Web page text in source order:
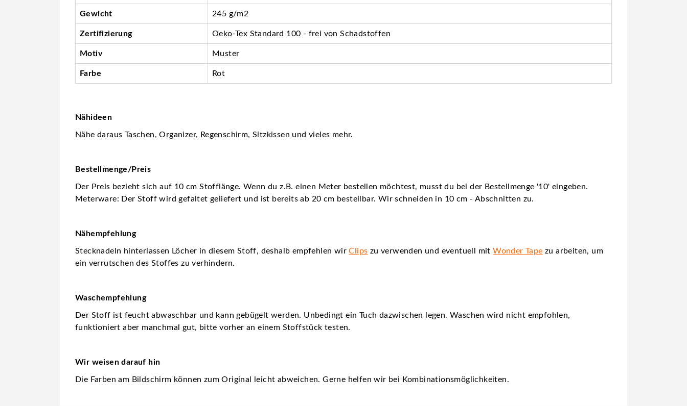
Gewicht 245 g/m2
Zertifizierung Oeko-Tex Standard 100 - frei von Schadstoffen
Motiv Muster
Farbe Rot
Nähideen
Nähe daraus Taschen, Organizer, Regenschirm, Sitzkissen und vieles mehr.
Bestellmenge/Preis
Der Preis bezieht sich auf 10 cm Stofflänge. Wenn du z.B. einen Meter bestellen möchtest, musst du bei der Bestellmenge '10' eingeben.
Meterware: Der Stoff wird gefaltet geliefert und ist bereits ab 20 cm bestellbar. Wir schneiden in 10 cm - Abschnitten zu.
Nähempfehlung
Stecknadeln hinterlassen Löcher in diesem Stoff, deshalb empfehlen wirClips zu verwenden und eventuell mitWonder Tape zu arbeiten, um
ein verrutschen des Stoffes zu verhindern.
Waschempfehlung
Der Stoff ist feucht abwaschbar und kann gebügelt werden. Unbedingt ein Tuch dazwischen legen. Waschen wird nicht empfohlen,
funktioniert aber manchmal gut, bitte vorher an einem Stoffstück testen.
Wir weisen darauf hin
Die Farben am Bildschirm können zum Original leicht abweichen. Gerne helfen wir bei Kombinationsmöglichkeiten.